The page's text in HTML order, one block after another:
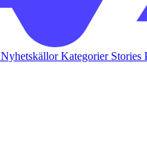
NyhetskällorKategorier Stories